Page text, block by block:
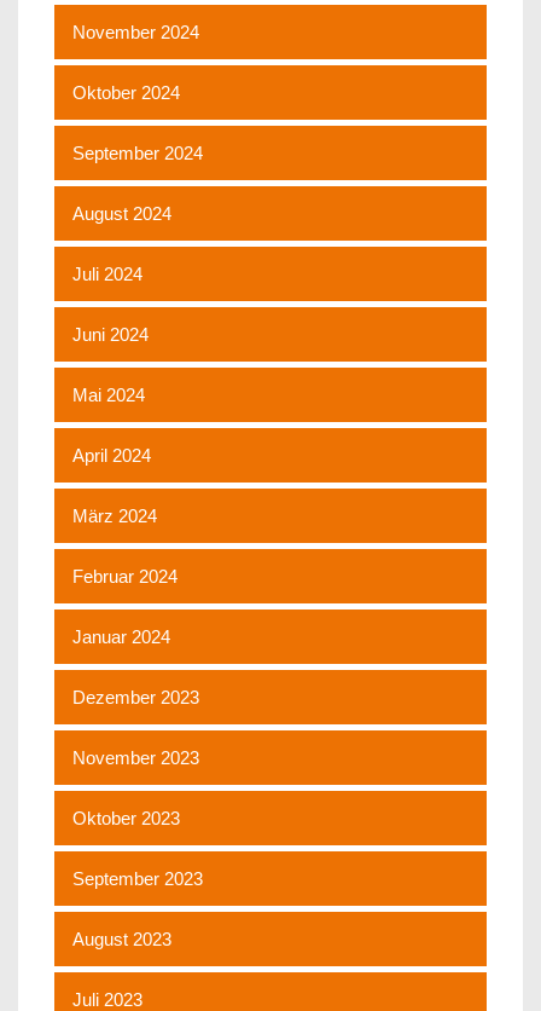
November 2024
Oktober 2024
September 2024
August 2024
Juli 2024
Juni 2024
Mai 2024
April 2024
März 2024
Februar 2024
Januar 2024
Dezember 2023
November 2023
Oktober 2023
September 2023
August 2023
Juli 2023